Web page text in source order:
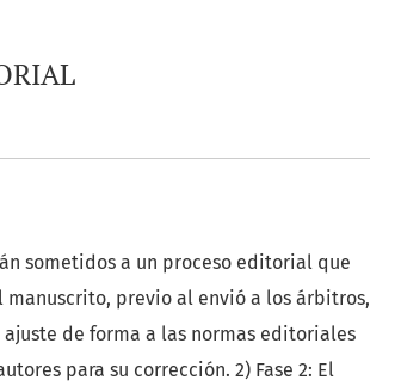
sometidos a un proceso editorial que
manuscrito, previo al envió a los árbitros,
de forma a las normas editoriales
para su corrección. 2) Fase 2: El